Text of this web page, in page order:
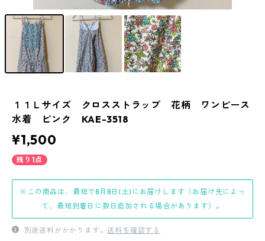
１１Ｌサイズ クロスストラップ 花柄 ワンピース
水着 ピンク KAE-3518
¥1,500
残り1点
※この商品は、最短で8月8日(土)にお届けします（お届け先によっ
て、最短到着日に数日追加される場合があります）。
別途送料がかかります。送料を確認する